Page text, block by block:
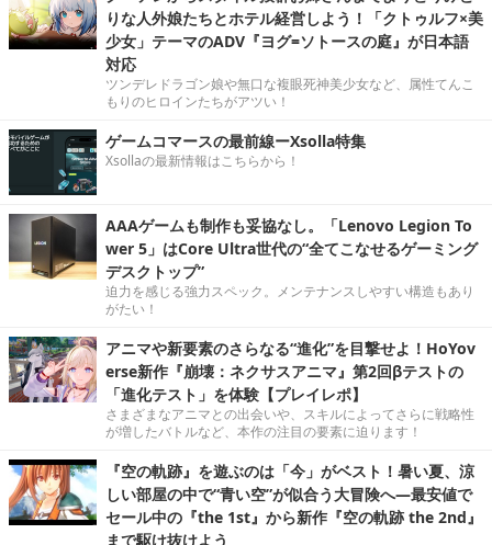
りな人外娘たちとホテル経営しよう！「クトゥルフ×美
少女」テーマのADV『ヨグ=ソトースの庭』が日本語
対応
ツンデレドラゴン娘や無口な複眼死神美少女など、属性てんこ
もりのヒロインたちがアツい！
ゲームコマースの最前線ーXsolla特集
Xsollaの最新情報はこちらから！
AAAゲームも制作も妥協なし。「Lenovo Legion To
wer 5」はCore Ultra世代の“全てこなせるゲーミング
デスクトップ”
迫力を感じる強力スペック。メンテナンスしやすい構造もあり
がたい！
アニマや新要素のさらなる“進化”を目撃せよ！HoYov
erse新作『崩壊：ネクサスアニマ』第2回βテストの
「進化テスト」を体験【プレイレポ】
さまざまなアニマとの出会いや、スキルによってさらに戦略性
が増したバトルなど、本作の注目の要素に迫ります！
『空の軌跡』を遊ぶのは「今」がベスト！暑い夏、涼
しい部屋の中で“青い空”が似合う大冒険へ―最安値で
セール中の『the 1st』から新作『空の軌跡 the 2nd』
まで駆け抜けよう